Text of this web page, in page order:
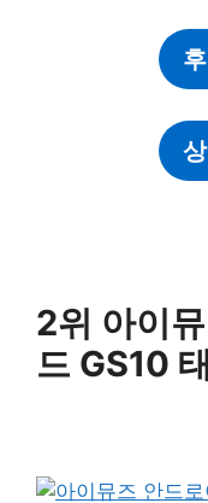
2위 아이
드 GS10